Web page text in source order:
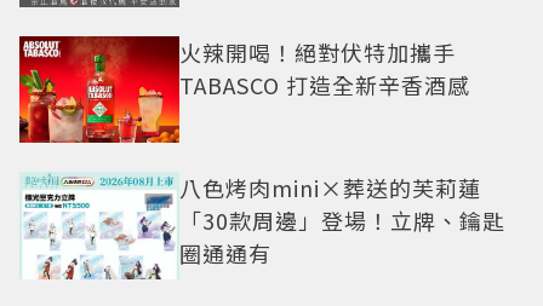
火辣開喝！絕對伏特加攜手
TABASCO 打造全新辛香酒感
八色烤肉mini×葬送的芙莉蓮
「30款周邊」登場！立牌、鑰匙
圈通通有